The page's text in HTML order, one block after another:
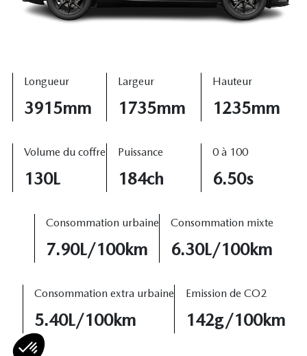
Longueur
3915mm
Largeur
1735mm
Hauteur
1235mm
Volume du coffre
130L
Puissance
184ch
0 à 100
6.50s
Consommation urbaine
7.90L/100km
Consommation mixte
6.30L/100km
Consommation extra urbaine
5.40L/100km
Emission de CO2
142g/100km